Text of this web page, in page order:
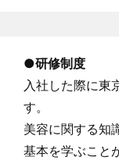
●研修制度
入社した際に東
す。
美容に関する知
基本を学ぶこと